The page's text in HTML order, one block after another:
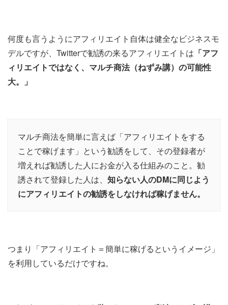
何度も言うようにアフィリエイト自体は健全なビジネスモ
デルですが、Twitterで勧誘の来るアフィリエイトは 「アフ
ィリエイトではなく、マルチ商法（ねずみ講） の可能性
大。」
マルチ商法を簡単に言えば「アフィリエイトをする
ことで稼げます」という勧誘をして、その登録者が
増えれば勧誘した人にお金が入る仕組みのこと。勧
誘されて登録した人は、 知らない人のDMに同じよう
にアフィリエイトの勧誘をしなければ稼げません。
つまり「アフィリエイト＝簡単に稼げるというイメージ」
を利用しているだけですね。